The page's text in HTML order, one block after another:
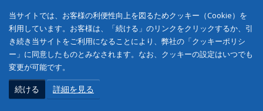
当サイトでは、お客様の利便性向上を図るためクッキー（Cookie）を
利用しています。お客様は、「続ける」のリンクをクリックするか、引
き続き当サイトをご利用になることにより、弊社の「クッキーポリシ
ー」に同意したものとみなされます。なお、クッキーの設定はいつでも
変更が可能です。
続ける 詳細を見る